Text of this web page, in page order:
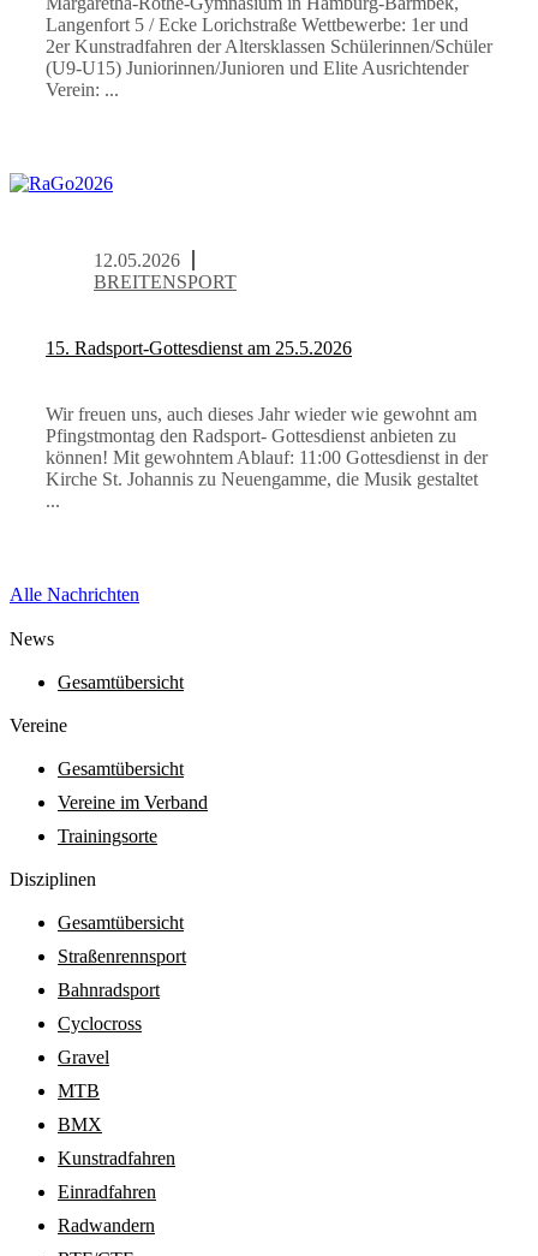
Langenfort 5 / Ecke Lorichstraße Wettbewerbe: 1er und
2er Kunstradfahren der Altersklassen Schülerinnen/Schüler
(U9-U15) Juniorinnen/Junioren und Elite Ausrichtender
Verein: ...
12.05.2026
BREITENSPORT
15. Radsport-Gottesdienst am 25.5.2026
Wir freuen uns, auch dieses Jahr wieder wie gewohnt am
Pfingstmontag den Radsport- Gottesdienst anbieten zu
können! Mit gewohntem Ablauf: 11:00 Gottesdienst in der
Kirche St. Johannis zu Neuengamme, die Musik gestaltet
...
Alle Nachrichten
News
Gesamtübersicht
Vereine
Gesamtübersicht
Vereine im Verband
Trainingsorte
Diszi­pli­nen
Gesamtübersicht
Straßenrennsport
Bahnradsport
Cyclocross
Gravel
MTB
BMX
Kunstradfahren
Einradfahren
Radwandern